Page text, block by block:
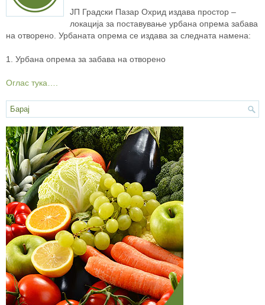
ЈП Градски Пазар Охрид издава простор –
локација за поставување урбана опрема забава
на отворено. Урбаната опрема се издава за следната намена:
1. Урбана oпpeмa за забава на отворено
Оглас тука….